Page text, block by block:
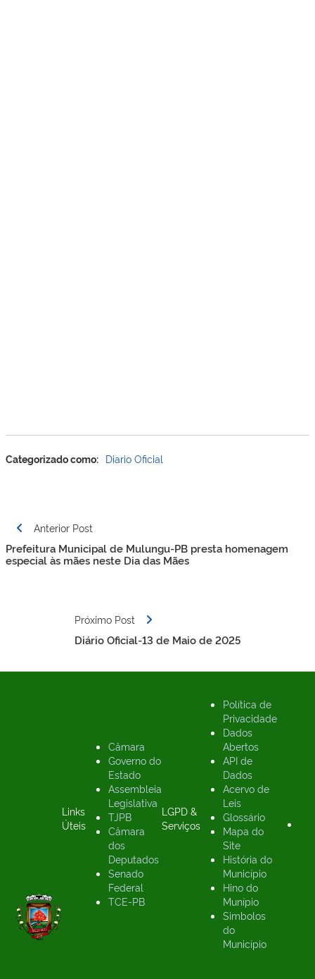
Categorizado como: Diario Oficial
Navegação
de
Post
Anterior Post
Prefeitura Municipal de Mulungu-PB presta homenagem
especial às mães neste Dia das Mães
Próximo Post
Diário Oficial-13 de Maio de 2025
Links
Úteis
Câmara
Governo do
Estado
Assembleia
Legislativa
TJPB
Câmara
dos
Deputados
Senado
Federal
TCE-PB
LGPD &
Serviços
Política de
Privacidade
Dados
Abertos
API de
Dados
Acervo de
Leis
Glossário
Mapa do
Site
História do
Município
Hino do
Munípio
Simbolos
do
Município